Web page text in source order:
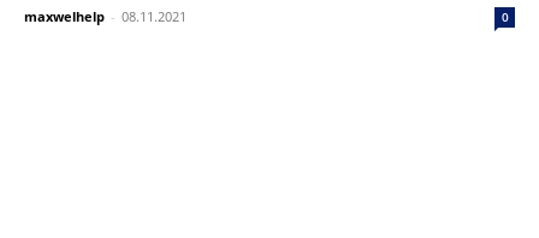
maxwelhelp - 08.11.2021 0